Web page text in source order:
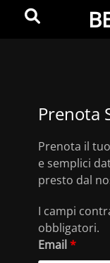
-
development
Prenota
Prenota il
e semplici
presto dal
I campi
obbligatori.
Email *